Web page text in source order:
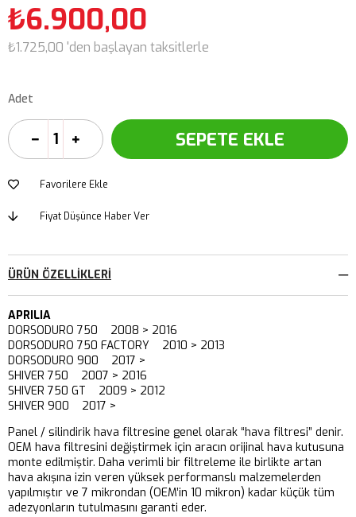
₺6.900,00
₺1.725,00 'den başlayan taksitlerle
Adet
Favorilere Ekle
Fiyat Düşünce Haber Ver
ÜRÜN ÖZELLIKLERI
APRILIA
DORSODURO 750 2008 > 2016
DORSODURO 750 FACTORY 2010 > 2013
DORSODURO 900 2017 >
SHIVER 750 2007 > 2016
SHIVER 750 GT 2009 > 2012
SHIVER 900 2017 >
Panel / silindirik hava filtresine genel olarak “hava filtresi” denir.
OEM hava filtresini değiştirmek için aracın orijinal hava kutusuna
monte edilmiştir. Daha verimli bir filtreleme ile birlikte artan
hava akışına izin veren yüksek performanslı malzemelerden
yapılmıştır ve 7 mikrondan (OEM’in 10 mikron) kadar küçük tüm
adezyonların tutulmasını garanti eder.